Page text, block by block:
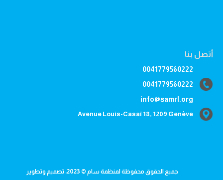
أتصل بنا
0041779560222
0041779560222
info@samrl.org
Avenue Louis-Casaï 18, 1209 Genève
جميع الحقوق محفوظة لمنظمة سام © 2023، تصميم وتطوير